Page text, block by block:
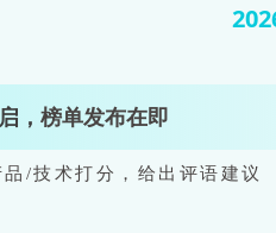
202
，榜单发布在即
/技术打分，给出评语建议